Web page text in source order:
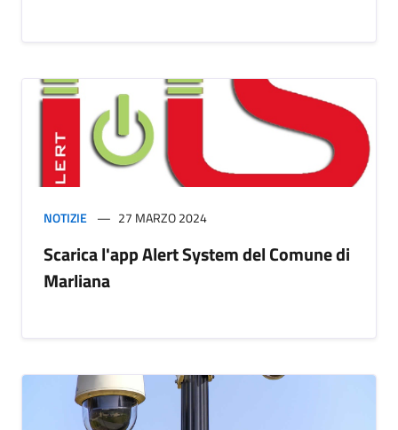
NOTIZIE 27 MARZO 2024
Scarica l'app Alert System del Comune di
Marliana